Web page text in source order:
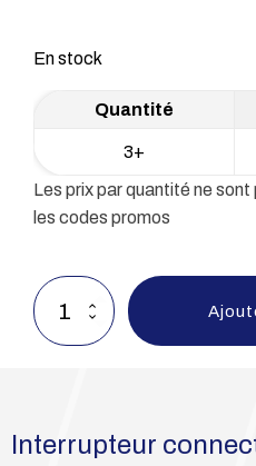
34,90€.
En stock
3+
Les prix par quantité ne
les codes promos
quantité
de
CONCIERGE
Interrupteur